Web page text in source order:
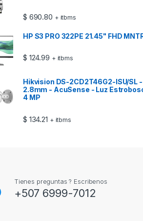
$ 690.80 + itbms
HP S3 PRO 322PE 21.45" FHD
$ 124.99 + itbms
Hikvision DS-2CD2T46G2-ISU/SL
2.8mm - AcuSense - Luz
4 MP
$ 134.21 + itbms
Tienes preguntas ? Escribenos
+507 6999-7012